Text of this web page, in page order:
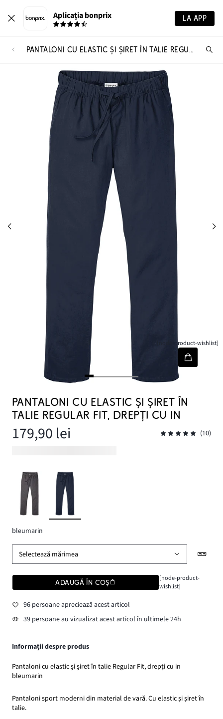
Aplicația bonprix LA APP
PANTALONI CU ELASTIC ȘI ȘIRET ÎN TALIE REGULAR FIT, DREPȚI CU IN
[node-product-wishlist]
PANTALONI CU ELASTIC ȘI ȘIRET ÎN
TALIE REGULAR FIT, DREPȚI CU IN
179,90 lei (10)
bleumarin
Selectează mărimea
ADAUGĂ ÎN COȘ
[node-product-
wishlist]
96 persoane apreciează acest articol
39 persoane au vizualizat acest articol în ultimele 24h
Informații despre produs
Pantaloni cu elastic și șiret în talie Regular Fit, drepți cu in
bleumarin
Pantaloni sport moderni din material de vară. Cu elastic și șiret în
talie.